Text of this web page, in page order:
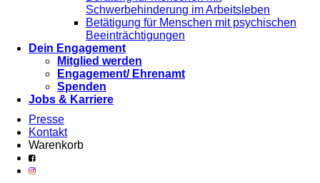
Schwerbehinderung im Arbeitsleben
Betätigung für Menschen mit psychischen
Beeinträchtigungen
Dein Engagement
Mitglied werden
Engagement/ Ehrenamt
Spenden
Jobs & Karriere
Presse
Kontakt
Warenkorb